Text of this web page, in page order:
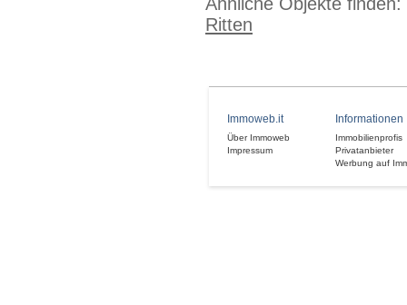
Ritten
Immoweb.it
Über Immoweb
Impressum
Informationen
Immobilienprofis
Privatanbieter
Werbung auf